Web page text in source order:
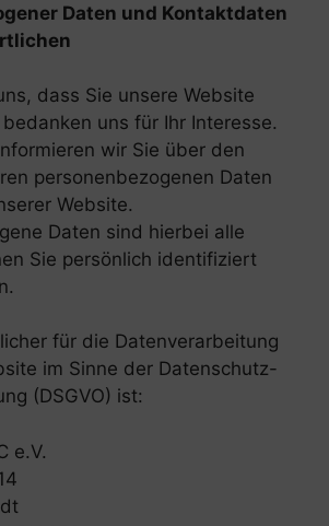
Daten und Kontaktdaten
dass Sie unsere Website
uns für Ihr Interesse.
wir Sie über den
personenbezogenen Daten
Website.
Daten sind hierbei alle
Sie persönlich identifiziert
für die Datenverarbeitung
im Sinne der Datenschutz-
(DSGVO) ist:
e.V.